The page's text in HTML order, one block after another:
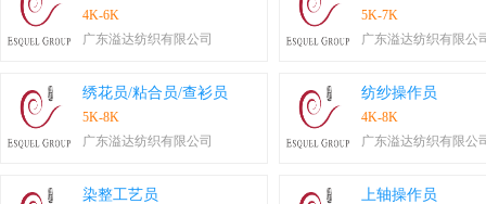
4K-6K
广东溢达纺织有限公司
5K-7K
广东溢达纺织有限公
绣花员/粘合员/查衫员
5K-8K
广东溢达纺织有限公司
纺纱操作员
4K-8K
广东溢达纺织有限公
染整工艺员 上轴操作员